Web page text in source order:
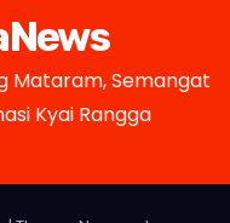
Mataram, Semangat
Kyai Rangga